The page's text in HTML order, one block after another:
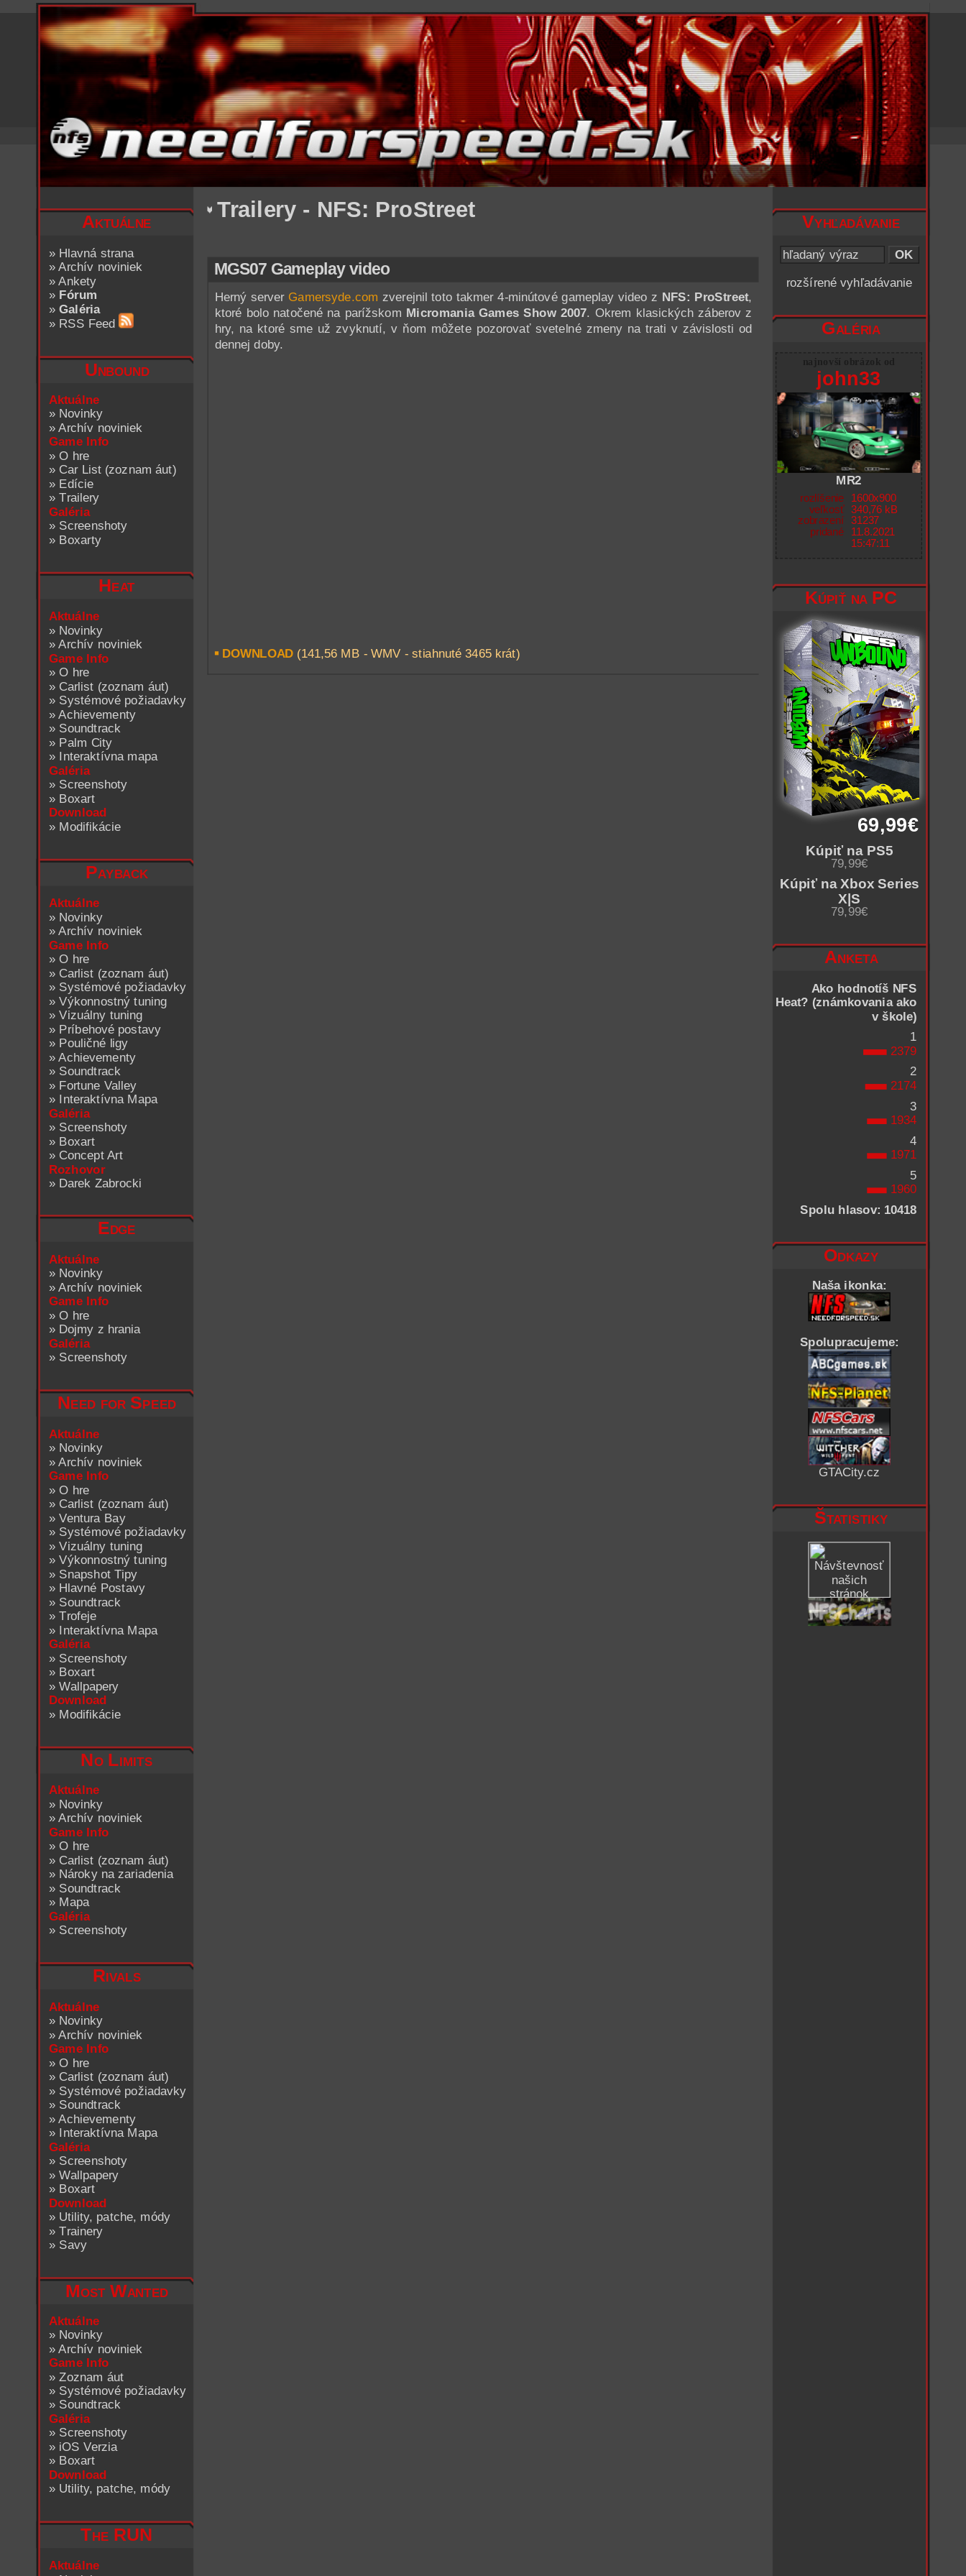
Aktuálne
» Hlavná strana
»Archív noviniek
»Ankety
» Fórum
»Galéria
» RSS Feed
Unbound
Aktuálne
» Novinky
»Archív noviniek
Game Info
»O hre
» Car List (zoznam áut)
» Edície
»Trailery
Galéria
» Screenshoty
» Boxarty
Heat
Aktuálne
» Novinky
»Archív noviniek
Game Info
»O hre
» Carlist (zoznam áut)
» Systémové požiadavky
»Achievementy
» Soundtrack
» Palm City
» Interaktívna mapa
Galéria
» Screenshoty
» Boxart
Download
» Modifikácie
Payback
Aktuálne
» Novinky
»Archív noviniek
Game Info
»O hre
» Carlist (zoznam áut)
» Systémové požiadavky
»Výkonnostný tuning
»Vizuálny tuning
» Príbehové postavy
» Pouličné ligy
»Achievementy
» Soundtrack
» Fortune Valley
» Interaktívna Mapa
Galéria
» Screenshoty
» Boxart
» Concept Art
Rozhovor
» Darek Zabrocki
Edge
Aktuálne
» Novinky
»Archív noviniek
Game Info
»O hre
» Dojmy z hrania
Galéria
» Screenshoty
Need for Speed
Aktuálne
» Novinky
»Archív noviniek
Game Info
»O hre
» Carlist (zoznam áut)
»Ventura Bay
» Systémové požiadavky
»Vizuálny tuning
»Výkonnostný tuning
» Snapshot Tipy
» Hlavné Postavy
» Soundtrack
»Trofeje
» Interaktívna Mapa
Galéria
» Screenshoty
» Boxart
»Wallpapery
Download
» Modifikácie
No Limits
Aktuálne
» Novinky
»Archív noviniek
Game Info
»O hre
» Carlist (zoznam áut)
» Nároky na zariadenia
» Soundtrack
» Mapa
Galéria
» Screenshoty
Rivals
Aktuálne
» Novinky
»Archív noviniek
Game Info
»O hre
» Carlist (zoznam áut)
» Systémové požiadavky
» Soundtrack
»Achievementy
» Interaktívna Mapa
Galéria
» Screenshoty
»Wallpapery
» Boxart
Download
» Utility, patche, módy
»Trainery
» Savy
Most Wanted
Aktuálne
» Novinky
»Archív noviniek
Game Info
»Zoznam áut
» Systémové požiadavky
» Soundtrack
Galéria
» Screenshoty
» iOS Verzia
» Boxart
Download
» Utility, patche, módy
The RUN
Aktuálne
Vyhľadávanie
rozšírené vyhľadávanie
Galéria
john33
MR2
rozlíšenie
veľkosť
zobrazení
pridané
1600x900
340,76 kB
31237
11.8.2021
15:47:11
Kúpiť na PC
69,99€
Kúpiť na PS5
79,99€
Kúpiť na Xbox Series
X|S
79,99€
Anketa
Ako hodnotíš NFS
Heat? (známkovania ako
v škole)
1
2379
2
2174
3
1934
4
1971
5
1960
Spolu hlasov: 10418
Odkazy
Naša ikonka:
Spolupracujeme:
GTACity.cz
Štatistiky
Trailery - NFS: ProStreet
MGS07 Gameplay video
Herný server Gamersyde.com zverejnil toto takmer 4-minútové gameplay video z NFS: ProStreet,
ktoré bolo natočené na parížskom Micromania Games Show 2007. Okrem klasických záberov z
hry, na ktoré sme už zvyknutí, v ňom môžete pozorovať svetelné zmeny na trati v závislosti od
dennej doby.
DOWNLOAD (141,56 MB - WMV - stiahnuté 3465 krát)